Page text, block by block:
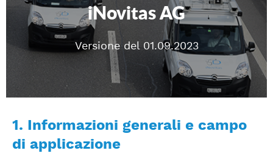
iNovitas AG
Versione del 01.09.2023
1. Informazioni generali e campo
di applicazione